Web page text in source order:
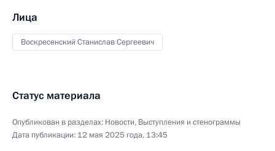
Лица
Воскресенский Станислав Сергеевич
Статус материала
Опубликован в разделах: Новости, Выступления и стенограммы
Дата публикации: 12 мая 2025 года, 13:45